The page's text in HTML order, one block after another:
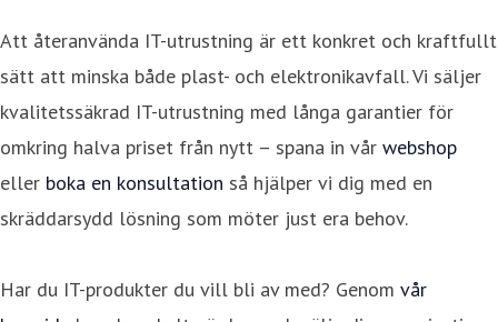
Att återanvända IT-utrustning är ett konkret och kraftfullt
sätt att minska både plast- och elektronikavfall. Vi säljer
kvalitetssäkrad IT-utrustning med långa garantier för
omkring halva priset från nytt – spana in vår webshop
eller boka en konsultation så hjälper vi dig med en
skräddarsydd lösning som möter just era behov.
Har du IT-produkter du vill bli av med? Genom vår